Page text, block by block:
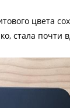
цвета
стала почти